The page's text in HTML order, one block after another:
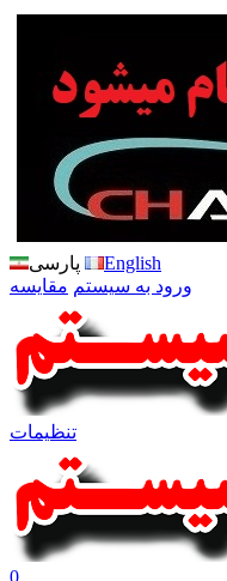
پارسی
English
ورود به سیستم مقایسه
تنظیمات
0